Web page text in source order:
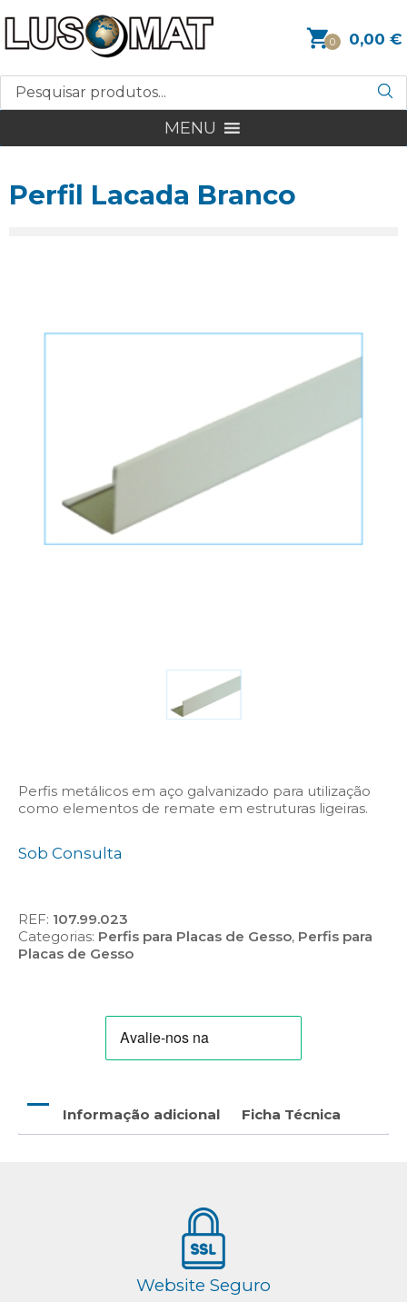
0 0,00 €
MENU
Perfil Lacada Branco
Perfis metálicos em aço galvanizado para utilização
como elementos de remate em estruturas ligeiras.
Sob Consulta
REF: 107.99.023
Categorias: Perfis para Placas de Gesso, Perfis para
Placas de Gesso
Informação adicional Ficha Técnica
Website Seguro